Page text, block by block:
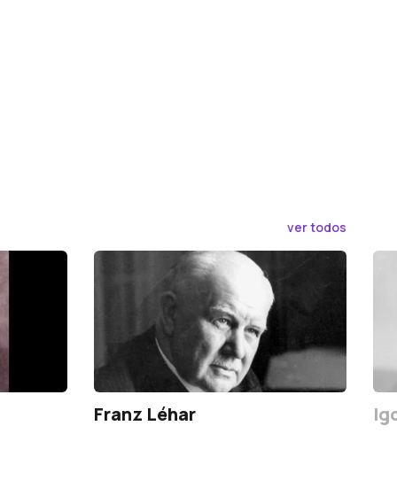
ver todos
Franz Léhar